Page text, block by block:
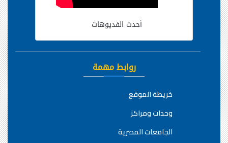
أحدث الفديوهات
روابط مهمة
خريطة الموقع
وحدات ومراكز
الجامعات المصرية